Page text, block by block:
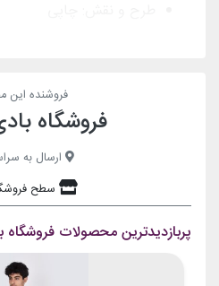
فروشنده این
فروشگاه
ارسال به
سطح
پربازدیدترین محصولات فروشگاه